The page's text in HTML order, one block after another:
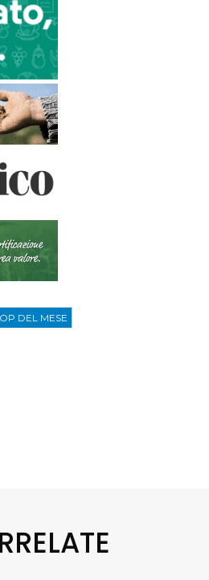
DEL MESE